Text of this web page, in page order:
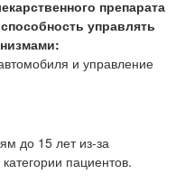
препарата
управлять
и управление
до 15 лет из-за
пациентов.